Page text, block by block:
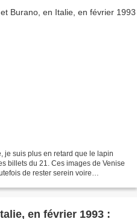
je suis plus en retard que le lapin
billets du 21. Ces images de Venise
de rester serein voire
en février 1993 :